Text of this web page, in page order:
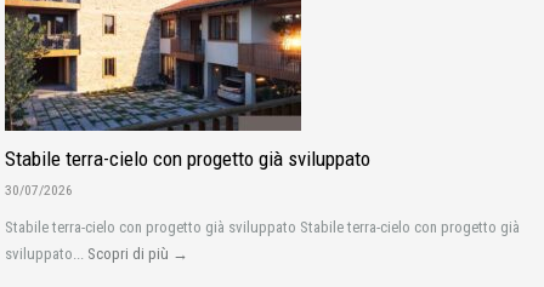
Stabile terra-cielo con progetto già sviluppato
30/07/2026
Stabile terra-cielo con progetto già sviluppato Stabile terra-cielo con progetto già
sviluppato... Scopri di più →